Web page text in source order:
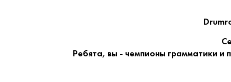
Ребята, вы - чемпионы грамматики и